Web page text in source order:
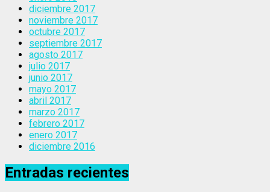
diciembre 2017
noviembre 2017
octubre 2017
septiembre 2017
agosto 2017
julio 2017
junio 2017
mayo 2017
abril 2017
marzo 2017
febrero 2017
enero 2017
diciembre 2016
Entradas recientes